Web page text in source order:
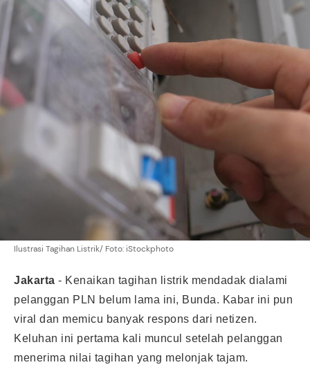
Ilustrasi Tagihan Listrik/ Foto: iStockphoto
Jakarta - Kenaikan tagihan listrik mendadak dialami
pelanggan PLN belum lama ini, Bunda. Kabar ini pun
viral dan memicu banyak respons dari netizen.
Keluhan ini pertama kali muncul setelah pelanggan
menerima nilai tagihan yang melonjak tajam.